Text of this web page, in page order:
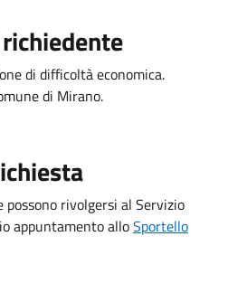
di difficoltà economica.
di Mirano.
possono rivolgersi al Servizio
appuntamento alloSportello